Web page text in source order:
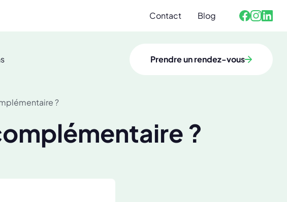
Contact
Blog
Prendre un rendez-vous
?
?